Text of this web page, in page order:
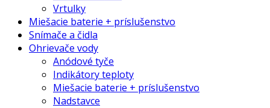
Vrtulky
Miešacie baterie + príslušenstvo
Snímače a čidla
Ohrievače vody
Anódové tyče
Indikátory teploty
Miešacie baterie + príslušenstvo
Nadstavce